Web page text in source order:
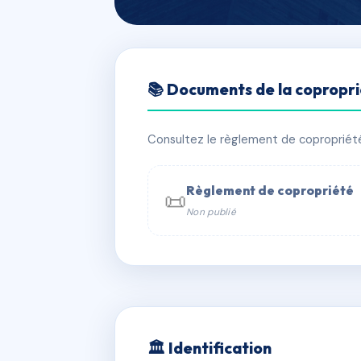
Champvert
📍 173 av barthelemy buyer 69005
📞 Contacter Syndic Digital
📚 Documents de la
Consultez le règlement de
📜Règlement de copropriété
Non publié
🏛 Identification